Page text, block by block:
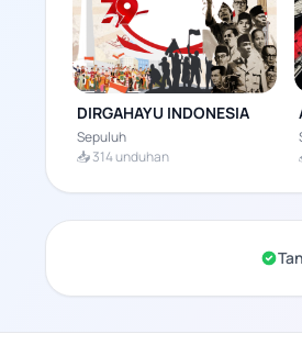
DIRGAHAYU INDONESIA
Sepuluh
📥 314 unduhan